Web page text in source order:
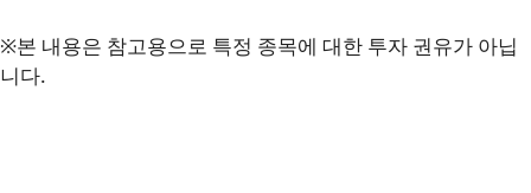
※본 내용은 참고용으로 특정 종목에 대한 투자 권유가 아닙
니다.